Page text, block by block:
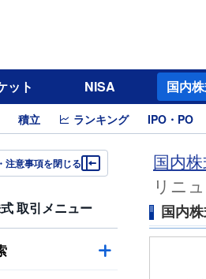
ット NISA 国内
積立 ランキング IPO・PO
注意事項を閉じる
取引メニュー
国内
リニ
国内